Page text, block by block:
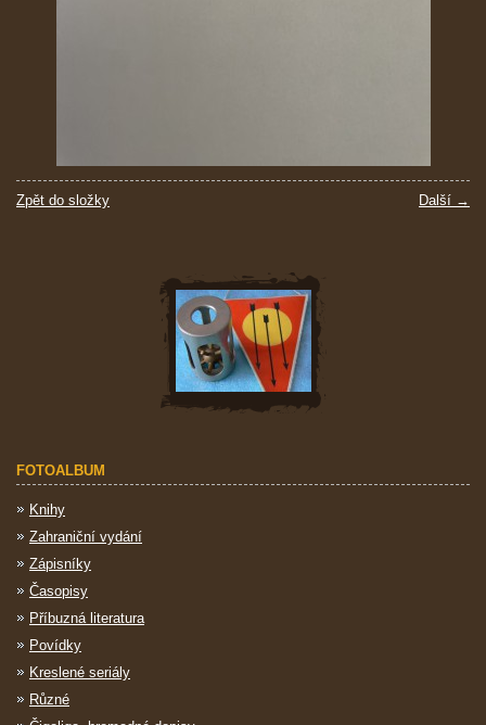
Další →
Zpět do složky
FOTOALBUM
Knihy
Zahraniční vydání
Zápisníky
Časopisy
Příbuzná literatura
Povídky
Kreslené seriály
Různé